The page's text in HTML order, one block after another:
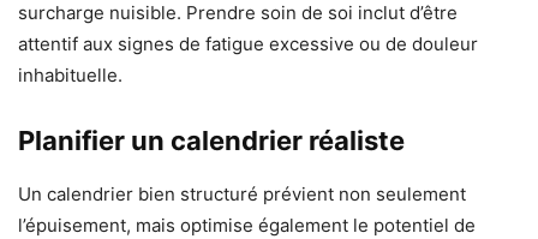
surcharge nuisible. Prendre soin de soi inclut d’être
attentif aux signes de fatigue excessive ou de douleur
inhabituelle.
Planifier un calendrier réaliste
Un calendrier bien structuré prévient non seulement
l’épuisement, mais optimise également le potentiel de